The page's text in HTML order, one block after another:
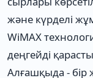
және күрделі
WiMAX
деңгейді
Алғашқыда - бір